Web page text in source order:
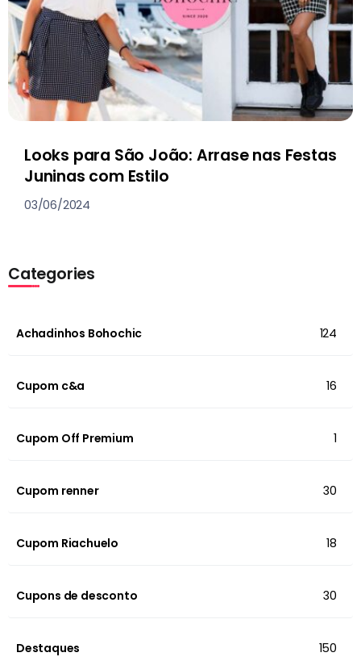
Looks para São João: Arrase nas Festas
Juninas com Estilo
03/06/2024
Categories
Achadinhos Bohochic 124
Cupom c&a 16
Cupom Off Premium 1
Cupom renner 30
Cupom Riachuelo 18
Cupons de desconto 30
Destaques 150